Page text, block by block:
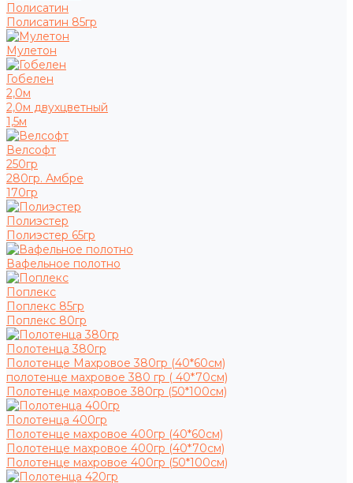
Полисатин
Полисатин 85гр
Мулетон
Гобелен
2,0м
2,0м двухцветный
1,5м
Велсофт
250гр
280гр. Амбре
170гр
Полиэстер
Полиэстер 65гр
Вафельное полотно
Поплекс
Поплекс 85гр
Поплекс 80гр
Полотенца 380гр
Полотенце Махровое 380гр (40*60см)
полотенце махровое 380 гр ( 40*70см)
Полотенце махровое 380гр (50*100см)
Полотенца 400гр
Полотенце махровое 400гр (40*60см)
Полотенце махровое 400гр (40*70см)
Полотенце махровое 400гр (50*100см)